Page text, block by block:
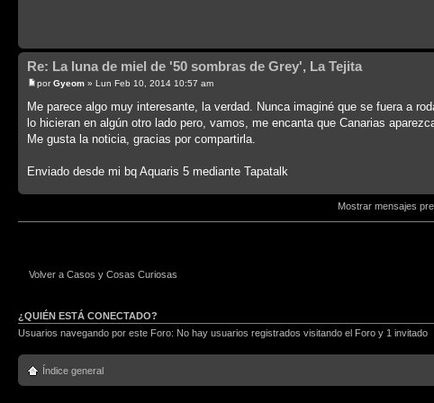
Re: La luna de miel de '50 sombras de Grey', La Tejita
porGyeom » Lun Feb 10, 2014 10:57 am
Me parece algo muy interesante, la verdad. Nunca imaginé que se fuera a
lo hicieran en algún otro lado pero, vamos, me encanta que Canarias
Me gusta la noticia, gracias por compartirla.
Enviado desde mi bq Aquaris 5 mediante Tapatalk
Mostrar mensajes
Volver a Casos y Cosas Curiosas
¿QUIÉN ESTÁ CONECTADO?
Usuarios navegando por este Foro: No hay usuarios registrados visitando el Foro y 1 invitado
Índice general